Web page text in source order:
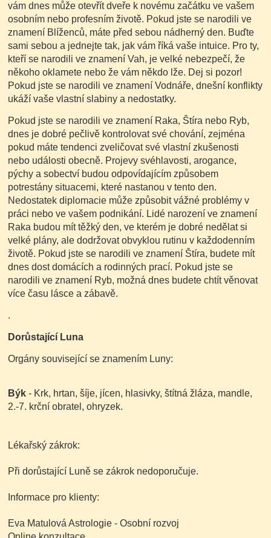
vám dnes může otevřít dveře k novému začátku ve vašem
osobním nebo profesním životě. Pokud jste se narodili ve
znamení Blíženců, máte před sebou nádherný den. Buďte
sami sebou a jednejte tak, jak vám říká vaše intuice. Pro ty,
kteří se narodili ve znamení Vah, je velké nebezpečí, že
někoho oklamete nebo že vám někdo lže. Dej si pozor!
Pokud jste se narodili ve znamení Vodnáře, dnešní konflikty
ukáží vaše vlastní slabiny a nedostatky.
Pokud jste se narodili ve znamení Raka, Štíra nebo Ryb,
dnes je dobré pečlivě kontrolovat své chování, zejména
pokud máte tendenci zveličovat své vlastní zkušenosti
nebo události obecně. Projevy svéhlavosti, arogance,
pýchy a sobectví budou odpovídajícím způsobem
potrestány situacemi, které nastanou v tento den.
Nedostatek diplomacie může způsobit vážné problémy v
práci nebo ve vašem podnikání. Lidé narození ve znamení
Raka budou mít těžký den, ve kterém je dobré nedělat si
velké plány, ale dodržovat obvyklou rutinu v každodenním
životě. Pokud jste se narodili ve znamení Štíra, budete mít
dnes dost domácích a rodinných prací. Pokud jste se
narodili ve znamení Ryb, možná dnes budete chtít věnovat
více času lásce a zábavě.
.
Dorůstající Luna
Orgány související se znamením Luny:
Býk - Krk, hrtan, šíje, jícen, hlasivky, štítná žláza, mandle,
2.-7. krční obratel, ohryzek.
Lékařský zákrok:
Při dorůstající Luně se zákrok nedoporučuje.
Informace pro klienty:
Eva Matulová Astrologie - Osobní rozvoj